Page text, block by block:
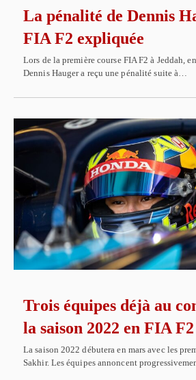
La pénalité de Dennis
FIA F2 expliquée
Lors de la première course FIA F2 à Jeddah,
Dennis Hauger a reçu une pénalité suite à…
Trois équipes déjà au
la saison 2022 en FIA F2
La saison 2022 débutera en mars avec les
Sakhir. Les équipes annoncent